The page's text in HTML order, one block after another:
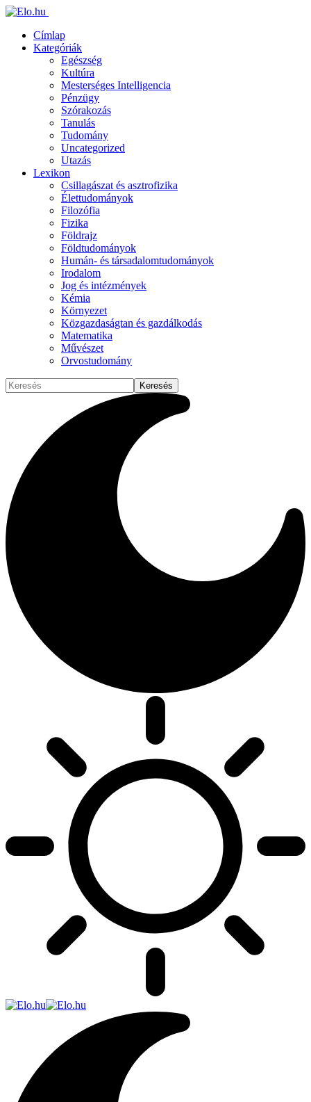
Címlap
Kategóriák
Egészség
Kultúra
Mesterséges Intelligencia
Pénzügy
Szórakozás
Tanulás
Tudomány
Uncategorized
Utazás
Lexikon
Csillagászat és asztrofizika
Élettudományok
Filozófia
Fizika
Földrajz
Földtudományok
Humán- és társadalomtudományok
Irodalom
Jog és intézmények
Kémia
Környezet
Közgazdaságtan és gazdálkodás
Matematika
Művészet
Orvostudomány